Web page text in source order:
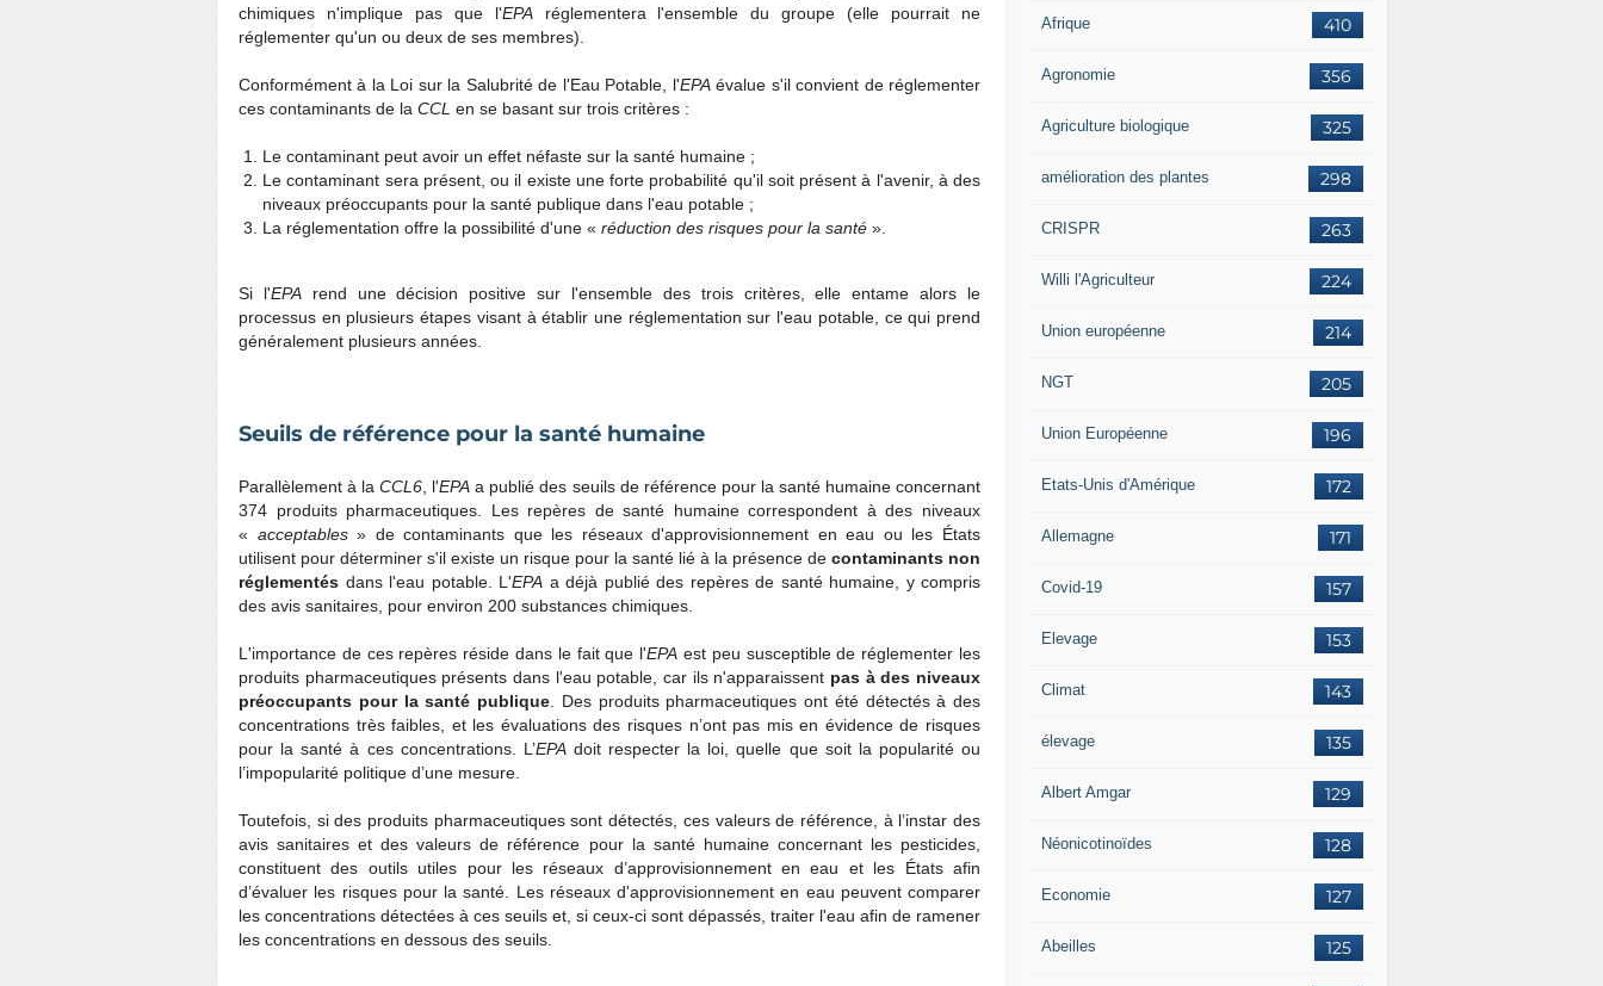
chimiques n'implique pas que l'EPAréglementera l'ensemble du groupe (elle pourrait ne
réglementer qu'un ou deux de ses membres).
Conformément à la Loi sur la Salubrité de l'Eau Potable, l'EPAévalue s'il convient de réglementer
ces contaminants de la CCL en se basant sur trois critères :
Le contaminant peut avoir un effet néfaste sur la santé humaine ;
Le contaminant sera présent, ou il existe une forte probabilité qu'il soit présent à l'avenir, à des
niveaux préoccupants pour la santé publique dans l'eau potable ;
La réglementation offre la possibilité d'une « réduction des risques pour la santé ».
Si l'EPArend une décision positive sur l'ensemble des trois critères, elle entame alors le
processus en plusieurs étapes visant à établir une réglementation sur l'eau potable, ce qui prend
généralement plusieurs années.
Seuils de référence pour la santé humaine
Parallèlement à laCCL6 , l'EPA a publié des seuils de référence pour la santé humaine concernant
374 produits pharmaceutiques. Les repères de santé humaine correspondent à des niveaux
« acceptables» de contaminants que les réseaux d'approvisionnement en eau ou les États
utilisent pour déterminer s'il existe un risque pour la santé lié à la présence de contaminants non
réglementés dans l'eau potable. L'EPA a déjà publié des repères de santé humaine, y compris
des avis sanitaires, pour environ 200 substances chimiques.
L'importance de ces repères réside dans le fait que l'EPA est peu susceptible de réglementer les
produits pharmaceutiques présents dans l'eau potable, car ils n'apparaissent pas à des niveaux
préoccupants pour la santé publique . Des produits pharmaceutiques ont été détectés à des
concentrations très faibles, et les évaluations des risques n’ont pas mis en évidence de risques
pour la santé à ces concentrations. L’EPAdoit respecter la loi, quelle que soit la popularité ou
l’impopularité politique d’une mesure.
Toutefois, si des produits pharmaceutiques sont détectés, ces valeurs de référence, à l’instar des
avis sanitaires et des valeurs de référence pour la santé humaine concernant les pesticides,
constituent des outils utiles pour les réseaux d’approvisionnement en eau et les États afin
d’évaluer les risques pour la santé. Les réseaux d'approvisionnement en eau peuvent comparer
les concentrations détectées à ces seuils et, si ceux-ci sont dépassés, traiter l'eau afin de ramener
les concentrations en dessous des seuils.
410
Afrique
356
Agronomie
325
Agriculture biologique
298
amélioration des plantes
263
CRISPR
224
Willi l'Agriculteur
214
Union européenne
205
NGT
196
Union Européenne
172
Etats-Unis d'Amérique
171
Allemagne
157
Covid-19
153
Elevage
143
Climat
135
élevage
129
Albert Amgar
128
Néonicotinoïdes
127
Economie
125
Abeilles